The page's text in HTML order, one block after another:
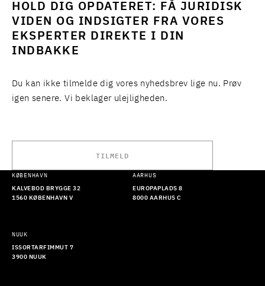
HOLD DIG OPDATERET: FÅ JURIDISK
VIDEN OG INDSIGTER FRA VORES
EKSPERTER DIREKTE I DIN
INDBAKKE
Du kan ikke tilmelde dig vores nyhedsbrev lige nu. Prøv
igen senere. Vi beklager ulejligheden.
TILMELD
KØBENHAVN
KALVEBOD BRYGGE 32
1560 KØBENHAVN V
AARHUS
EUROPAPLADS 8
8000 AARHUS C
NUUK
ISSORTARFIMMUT 7
3900 NUUK